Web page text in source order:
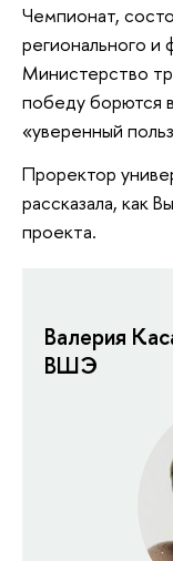
Чемпионат,
регионального
Министерство
победу борются
«уверенный
Проректор
рассказала, как
проекта.
Валерия
ВШЭ